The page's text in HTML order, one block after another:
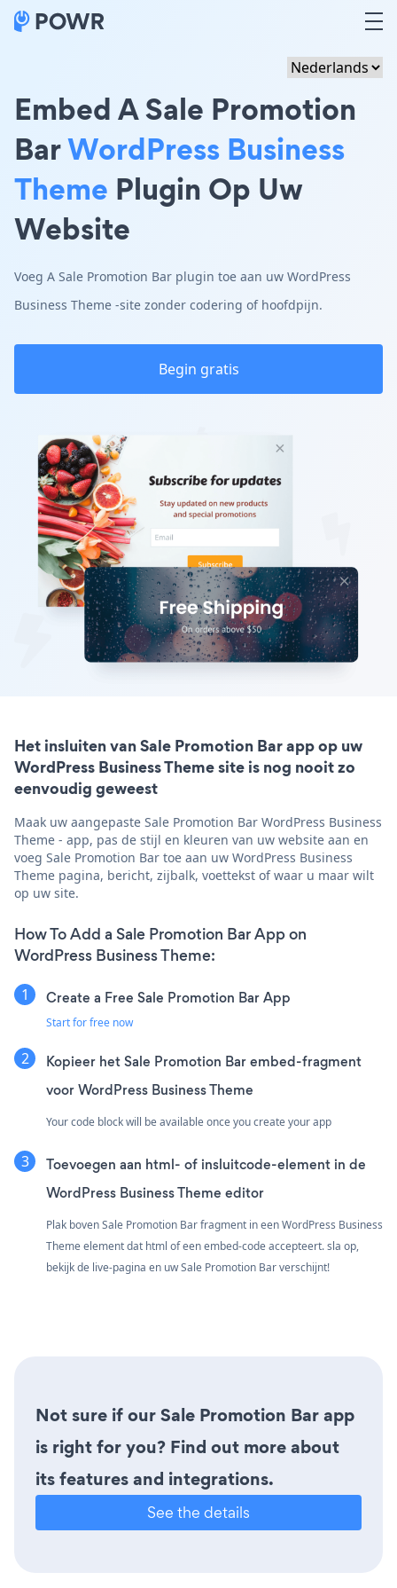
Embed A Sale Promotion
BarWordPress Business
Theme Plugin Op Uw
Website
Voeg A Sale Promotion Bar plugin toe aan uw WordPress
Business Theme -site zonder codering of hoofdpijn.
Begin gratis
Het insluiten van Sale Promotion Bar app op uw
WordPress Business Theme site is nog nooit zo
eenvoudig geweest
Maak uw aangepaste Sale Promotion Bar WordPress Business
Theme - app, pas de stijl en kleuren van uw website aan en
voeg Sale Promotion Bar toe aan uw WordPress Business
Theme pagina, bericht, zijbalk, voettekst of waar u maar wilt
op uw site.
How To Add a Sale Promotion Bar App on
WordPress Business Theme:
Create a Free Sale Promotion Bar App
Start for free now
Kopieer het Sale Promotion Bar embed-fragment
voor WordPress Business Theme
Your code block will be available once you create your app
Toevoegen aan html- of insluitcode-element in de
WordPress Business Theme editor
Plak boven Sale Promotion Bar fragment in een WordPress Business
Theme element dat html of een embed-code accepteert. sla op,
bekijk de live-pagina en uw Sale Promotion Bar verschijnt!
Not sure if our Sale Promotion Bar app
is right for you? Find out more about
its features and integrations.
See the details